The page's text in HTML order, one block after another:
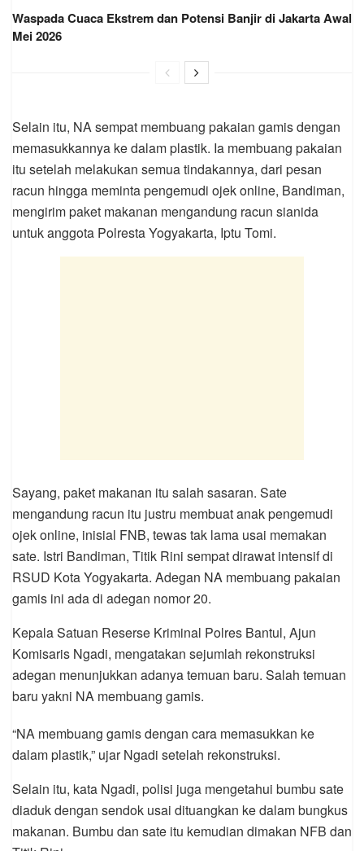
Waspada Cuaca Ekstrem dan Potensi Banjir di Jakarta Awal
Mei 2026
Selain itu, NA sempat membuang pakaian gamis dengan
memasukkannya ke dalam plastik. Ia membuang pakaian
itu setelah melakukan semua tindakannya, dari pesan
racun hingga meminta pengemudi ojek online, Bandiman,
mengirim paket makanan mengandung racun sianida
untuk anggota Polresta Yogyakarta, Iptu Tomi.
Sayang, paket makanan itu salah sasaran. Sate
mengandung racun itu justru membuat anak pengemudi
ojek online, inisial FNB, tewas tak lama usai memakan
sate. Istri Bandiman, Titik Rini sempat dirawat intensif di
RSUD Kota Yogyakarta. Adegan NA membuang pakaian
gamis ini ada di adegan nomor 20.
Kepala Satuan Reserse Kriminal Polres Bantul, Ajun
Komisaris Ngadi, mengatakan sejumlah rekonstruksi
adegan menunjukkan adanya temuan baru. Salah temuan
baru yakni NA membuang gamis.
“NA membuang gamis dengan cara memasukkan ke
dalam plastik,” ujar Ngadi setelah rekonstruksi.
Selain itu, kata Ngadi, polisi juga mengetahui bumbu sate
diaduk dengan sendok usai dituangkan ke dalam bungkus
makanan. Bumbu dan sate itu kemudian dimakan NFB dan